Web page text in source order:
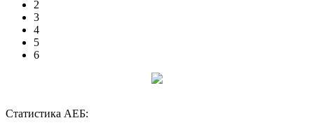
2
3
4
5
6
Статистика АЕБ: